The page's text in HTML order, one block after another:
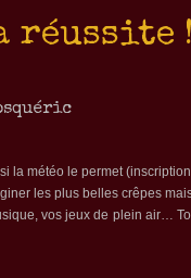
réussite !
la météo le permet
les plus belles crêpes
vos jeux de plein air…